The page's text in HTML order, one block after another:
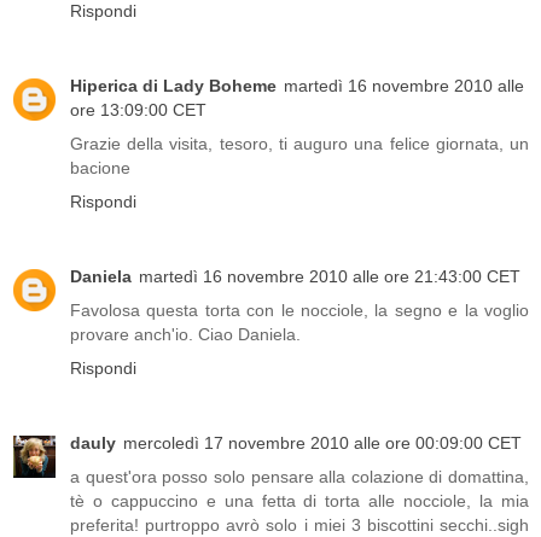
Rispondi
Hiperica di Lady Boheme martedì 16 novembre 2010 alle
ore 13:09:00 CET
Grazie della visita, tesoro, ti auguro una felice giornata, un
bacione
Rispondi
Daniela martedì 16 novembre 2010 alle ore 21:43:00 CET
Favolosa questa torta con le nocciole, la segno e la voglio
provare anch'io. Ciao Daniela.
Rispondi
dauly mercoledì 17 novembre 2010 alle ore 00:09:00 CET
a quest'ora posso solo pensare alla colazione di domattina,
tè o cappuccino e una fetta di torta alle nocciole, la mia
preferita! purtroppo avrò solo i miei 3 biscottini secchi..sigh